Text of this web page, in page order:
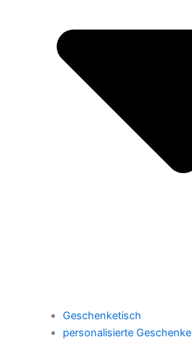
Geschenketisch
personalisierte Geschenke